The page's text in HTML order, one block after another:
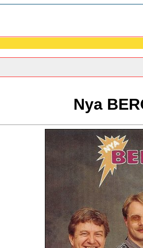
Nya